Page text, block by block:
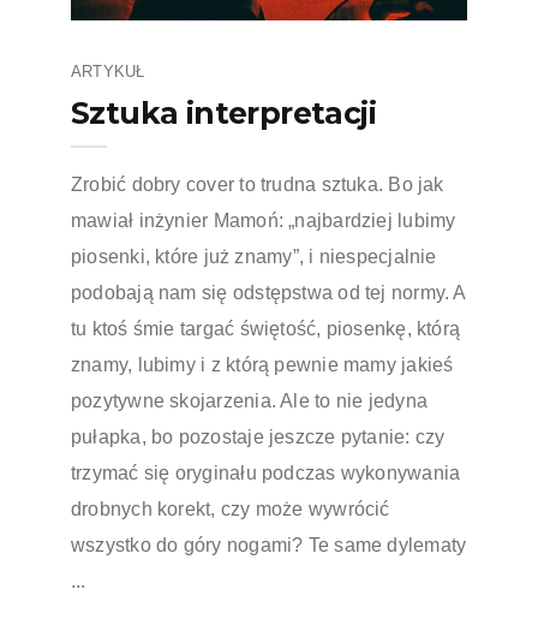
ARTYKUŁ
Sztuka interpretacji
Zrobić dobry cover to trudna sztuka. Bo jak
mawiał inżynier Mamoń: „najbardziej lubimy
piosenki, które już znamy”, i niespecjalnie
podobają nam się odstępstwa od tej normy. A
tu ktoś śmie targać świętość, piosenkę, którą
znamy, lubimy i z którą pewnie mamy jakieś
pozytywne skojarzenia. Ale to nie jedyna
pułapka, bo pozostaje jeszcze pytanie: czy
trzymać się oryginału podczas wykonywania
drobnych korekt, czy może wywrócić
wszystko do góry nogami? Te same dylematy
...